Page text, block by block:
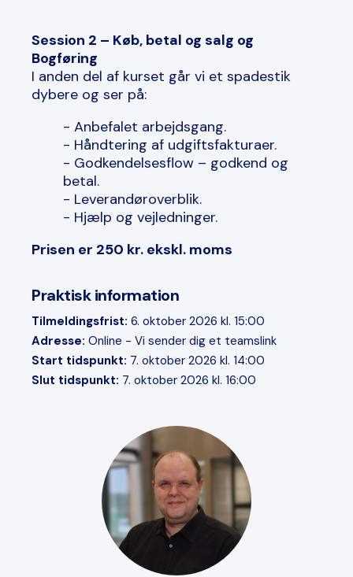
Session 2 – Køb, betal og salg og
Bogføring
I anden del af kurset går vi et spadestik
dybere og ser på:
- Anbefalet arbejdsgang.
- Håndtering af udgiftsfakturaer.
- Godkendelsesflow – godkend og
betal.
- Leverandøroverblik.
- Hjælp og vejledninger.
Prisen er 250 kr. ekskl. moms
Praktisk information
Tilmeldingsfrist: 6. oktober 2026 kl. 15:00
Adresse: Online - Vi sender dig et teamslink
Start tidspunkt: 7. oktober 2026 kl. 14:00
Slut tidspunkt: 7. oktober 2026 kl. 16:00